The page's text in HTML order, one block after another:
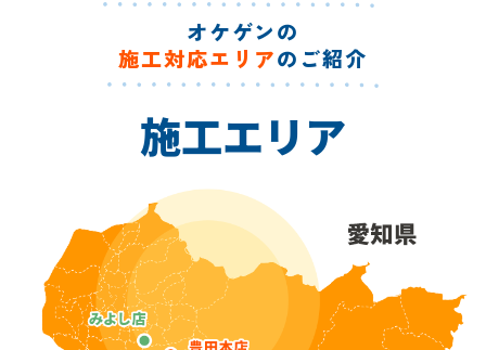
オケゲンの
施工対応エリアのご紹介
施工エリア